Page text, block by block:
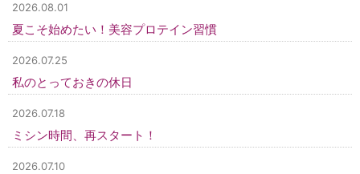
2026.08.01
夏こそ始めたい！美容プロテイン習慣
2026.07.25
私のとっておきの休日
2026.07.18
ミシン時間、再スタート！
2026.07.10